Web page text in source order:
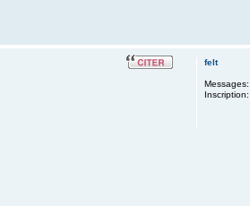
felt
Messages:
Inscription: